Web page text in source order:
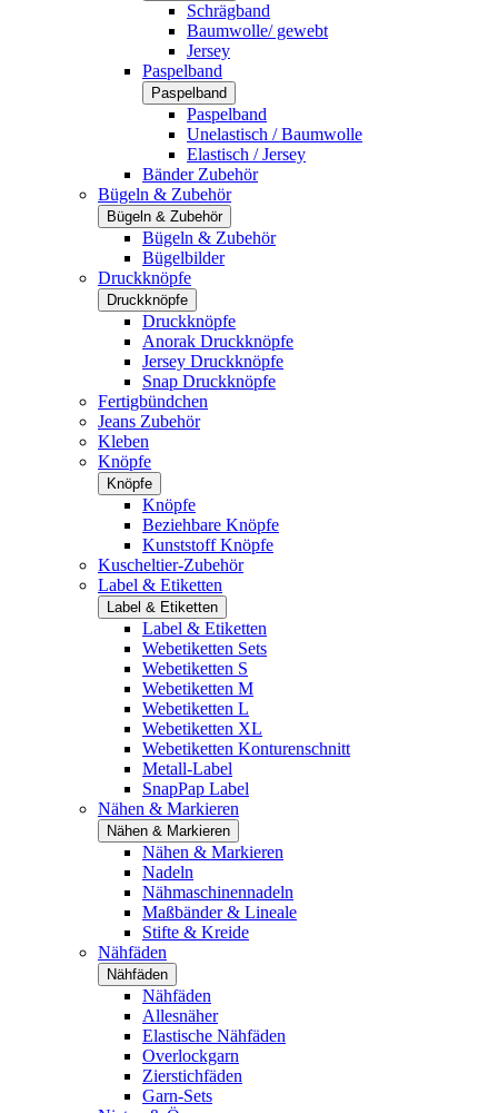
Schrägband
Baumwolle/ gewebt
Jersey
Paspelband
Paspelband
Paspelband
Unelastisch / Baumwolle
Elastisch / Jersey
Bänder Zubehör
Bügeln & Zubehör
Bügeln & Zubehör
Bügeln & Zubehör
Bügelbilder
Druckknöpfe
Druckknöpfe
Druckknöpfe
Anorak Druckknöpfe
Jersey Druckknöpfe
Snap Druckknöpfe
Fertigbündchen
Jeans Zubehör
Kleben
Knöpfe
Knöpfe
Knöpfe
Beziehbare Knöpfe
Kunststoff Knöpfe
Kuscheltier-Zubehör
Label & Etiketten
Label & Etiketten
Label & Etiketten
Webetiketten Sets
Webetiketten S
Webetiketten M
Webetiketten L
Webetiketten XL
Webetiketten Konturenschnitt
Metall-Label
SnapPap Label
Nähen & Markieren
Nähen & Markieren
Nähen & Markieren
Nadeln
Nähmaschinennadeln
Maßbänder & Lineale
Stifte & Kreide
Nähfäden
Nähfäden
Nähfäden
Allesnäher
Elastische Nähfäden
Overlockgarn
Zierstichfäden
Garn-Sets